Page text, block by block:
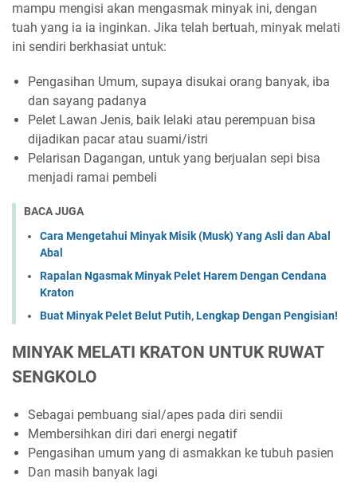
mampu mengisi akan mengasmak minyak ini, dengan
tuah yang ia ia inginkan. Jika telah bertuah, minyak melati
ini sendiri berkhasiat untuk:
Pengasihan Umum, supaya disukai orang banyak, iba
dan sayang padanya
Pelet Lawan Jenis, baik lelaki atau perempuan bisa
dijadikan pacar atau suami/istri
Pelarisan Dagangan, untuk yang berjualan sepi bisa
menjadi ramai pembeli
BACA JUGA
Cara Mengetahui Minyak Misik (Musk) Yang Asli dan Abal
Abal
Rapalan Ngasmak Minyak Pelet Harem Dengan Cendana
Kraton
Buat Minyak Pelet Belut Putih, Lengkap Dengan Pengisian!
MINYAK MELATI KRATON UNTUK RUWAT
SENGKOLO
Sebagai pembuang sial/apes pada diri sendii
Membersihkan diri dari energi negatif
Pengasihan umum yang di asmakkan ke tubuh pasien
Dan masih banyak lagi